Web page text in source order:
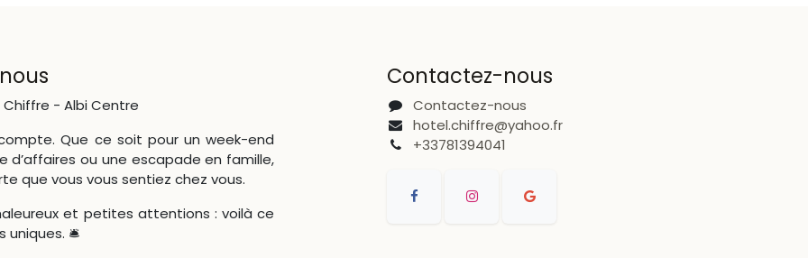
Chiffre - Albi Centre
Que ce soit pour un week-end
d’affaires ou une escapade en famille,
que vous vous sentiez chez vous.
et petites attentions : voilà ce
uniques. 🛎
Contactez-nous
Contactez-nous
hotel.chiffre@yahoo.fr
+33781394041